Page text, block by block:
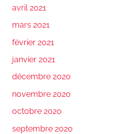
avril 2021
mars 2021
février 2021
janvier 2021
décembre 2020
novembre 2020
octobre 2020
septembre 2020